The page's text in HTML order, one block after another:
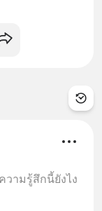
ามรู้สึกนี้ยังไง